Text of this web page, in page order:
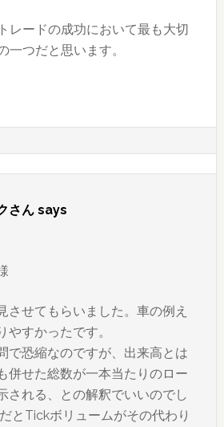
レードの成功において最も大切
一つだと思います。
さん says
させてもらいました。車の例え
やすかったです。
で恐縮なのですが、出来高とは
併せた総数が一本当たりのロー
される、との解釈でいいのでし
とTickボリュームがその代わり